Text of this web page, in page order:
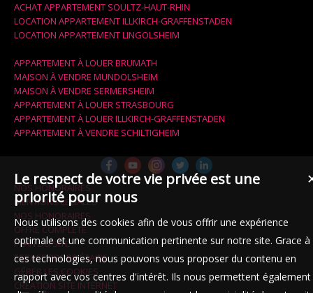
ACHAT APPARTEMENT SOULTZ-HAUT-RHIN
LOCATION APPARTEMENT ILLKIRCH-GRAFFENSTADEN
LOCATION APPARTEMENT LINGOLSHEIM
APPARTEMENT À LOUER BRUMATH
MAISON À VENDRE MUNDOLSHEIM
MAISON À VENDRE SERMERSHEIM
APPARTEMENT À LOUER STRASBOURG
APPARTEMENT À LOUER ILLKIRCH-GRAFFENSTADEN
APPARTEMENT À VENDRE SCHILTIGHEIM
NOS HONORAIRES
MENTIONS LÉGALES
NOS HONORAIRES
OFFRE COMPLÈTE
PLAN DU SITE
ESPACE PROPRIÉTAIRE
GÉRER LES COOKIES
CRÉATION SITE INTERNET
Le respect de votre vie privée est une
priorité pour nous
Nous utilisons des cookies afin de vous offrir une expérience
optimale et une communication pertinente sur notre site. Grace à
ces technologies, nous pouvons vous proposer du contenu en
rapport avec vos centres d'intérêt. Ils nous permettent également